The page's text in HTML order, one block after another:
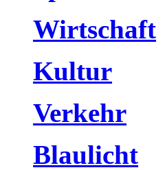
Wirtschaft
Kultur
Verkehr
Blaulicht